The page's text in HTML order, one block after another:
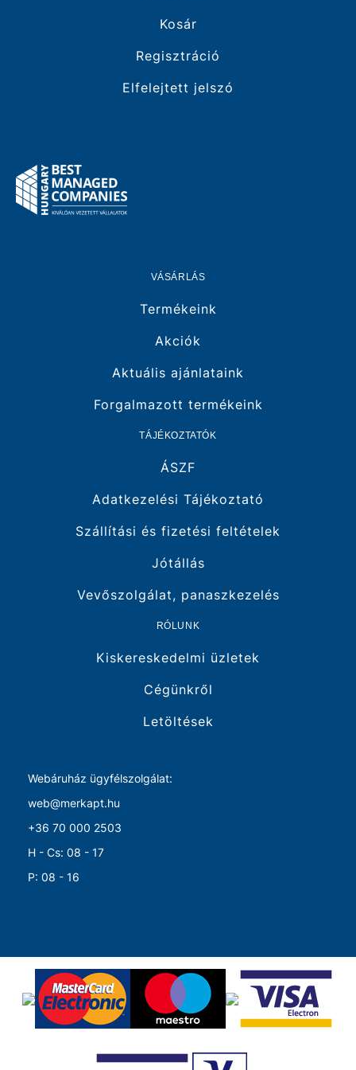
Zsanér: gyorskioldós, könnyen levehető a
Anyag: tartós műanyag / duroplast
Szállított tartozék a csomagban: Gyorskioldós
zsanérok és rögzítőelemek
Kosár
Regisztráció
Elfelejtett jelszó
VÁSÁRLÁS
Termékeink
Akciók
Aktuális ajánlataink
Forgalmazott termékeink
TÁJÉKOZTATÓK
ÁSZF
Adatkezelési Tájékoztató
Szállítási és fizetési feltételek
Jótállás
Vevőszolgálat, panaszkezelés
RÓLUNK
Kiskereskedelmi üzletek
Cégünkről
Letöltések
Webáruház ügyfélszolgálat:
web@merkapt.hu
+36 70 000 2503
H - Cs: 08 - 17
P: 08 - 16